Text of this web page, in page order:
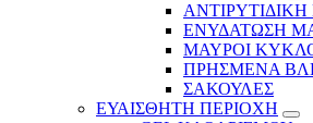
ΕΝΥΔΑΤΩΣΗ
ΜΑΥΡΟΙ
ΠΡΗΣΜΕΝΑ
ΣΑΚΟΥΛΕΣ
ΕΥΑΙΣΘΗΤΗ ΠΕΡΙΟΧΗ